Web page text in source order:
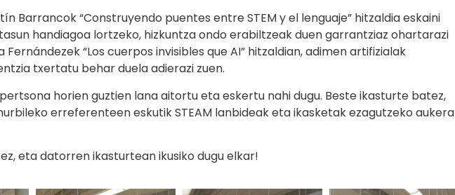
Barrancok “Construyendo puentes entre STEM y el lenguaje” hitzaldia eskaini
handiagoa lortzeko, hizkuntza ondo erabiltzeak duen garrantziaz ohartarazi
Fernándezek “Los cuerpos invisibles que AI” hitzaldian, adimen artifizialak
txertatu behar duela adierazi zuen.
horien guztien lana aitortu eta eskertu nahi dugu. Beste ikasturte batez,
erreferenteen eskutik STEAM lanbideak eta ikasketak ezagutzeko aukera
eta datorren ikasturtean ikusiko dugu elkar!